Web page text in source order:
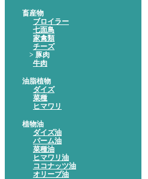
畜産物
ブロイラー
七面鳥
家禽類
チーズ
> 豚肉
牛肉
油脂植物
ダイズ
菜種
ヒマワリ
植物油
ダイズ油
パーム油
菜種油
ヒマワリ油
ココナッツ油
オリーブ油